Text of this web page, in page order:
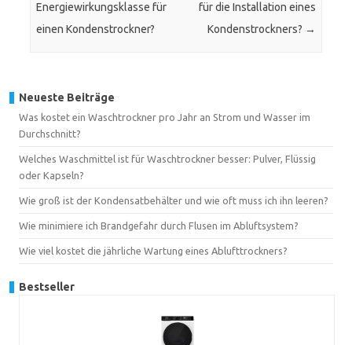
Energiewirkungsklasse für
einen Kondenstrockner?
für die Installation eines
Kondenstrockners? →
Neueste Beiträge
Was kostet ein Waschtrockner pro Jahr an Strom und Wasser im
Durchschnitt?
Welches Waschmittel ist für Waschtrockner besser: Pulver, Flüssig
oder Kapseln?
Wie groß ist der Kondensatbehälter und wie oft muss ich ihn leeren?
Wie minimiere ich Brandgefahr durch Flusen im Abluftsystem?
Wie viel kostet die jährliche Wartung eines Ablufttrockners?
Bestseller